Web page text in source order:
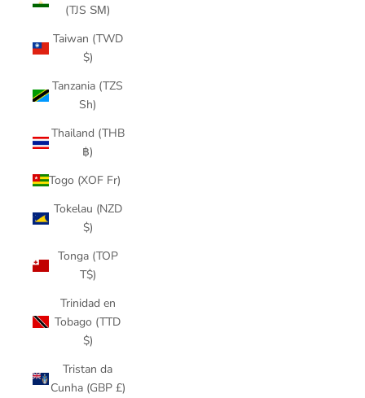
(TJS ЅМ)
Taiwan (TWD
$)
Tanzania (TZS
Sh)
Thailand (THB
฿)
Togo (XOF Fr)
Tokelau (NZD
$)
Tonga (TOP
T$)
Trinidad en
Tobago (TTD
$)
Tristan da
Cunha (GBP £)